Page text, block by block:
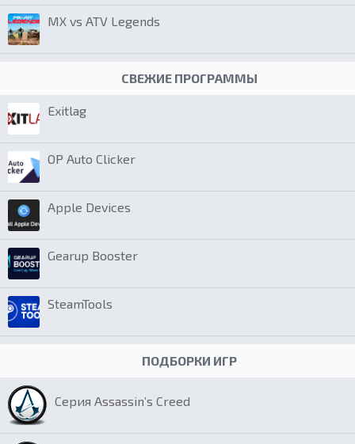
MX vs ATV Legends
СВЕЖИЕ ПРОГРАММЫ
Exitlag
OP Auto Clicker
Apple Devices
Gearup Booster
SteamTools
ПОДБОРКИ ИГР
Серия Assassin’s Creed